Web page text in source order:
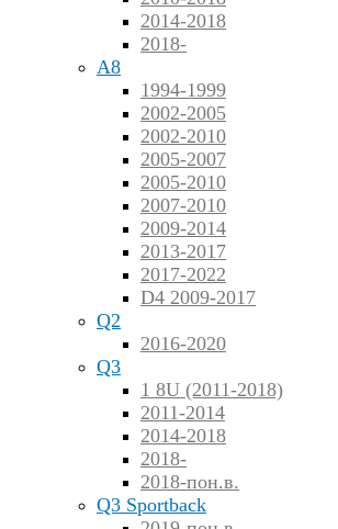
2014-2018
2018-
A8
1994-1999
2002-2005
2002-2010
2005-2007
2005-2010
2007-2010
2009-2014
2013-2017
2017-2022
D4 2009-2017
Q2
2016-2020
Q3
1 8U (2011-2018)
2011-2014
2014-2018
2018-
2018-пон.в.
Q3 Sportback